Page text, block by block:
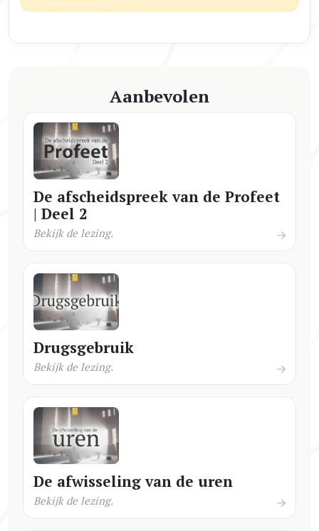
Aanbevolen
De afscheidspreek van de Profeet
| Deel 2
Bekijk de lezing.
Drugsgebruik
Bekijk de lezing.
De afwisseling van de uren
Bekijk de lezing.